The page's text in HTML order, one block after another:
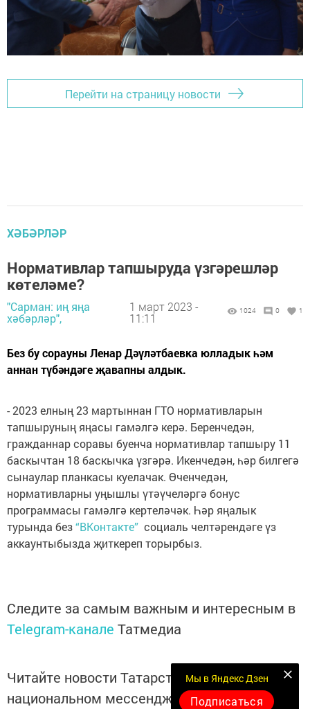
Перейти на страницу новости
ХӘБӘРЛӘР
Нормативлар тапшыруда үзгәрешләр
көтеләме?
"Сарман: иң яңа
хәбәрләр",
1 март 2023 -
11:11
1024 0 1
Без бу сорауны Ленар Дәүләтбаевка юлладык һәм
аннан түбәндәге җавапны алдык.
- 2023 елның 23 мартыннан ГТО нормативларын
тапшыруның яңасы гамәлгә керә. Беренчедән,
гражданнар соравы буенча нормативлар тапшыру 11
баскычтан 18 баскычка үзгәрә. Икенчедән, һәр билгегә
сынаулар планкасы куелачак. Өченчедән,
нормативларны уңышлы үтәүчеләргә бонус
программасы гамәлгә кертеләчәк. Һәр яңалык
турында без“ВКонтакте” социаль челтәрендәге үз
аккаунтыбызда җиткереп торырбыз.
Следите за самым важным и интересным в
Telegram-канале Татмедиа
Читайте новости Татарстана в
национальном мессенджере MАХ:
Мы в Яндекс Дзен
Подписаться